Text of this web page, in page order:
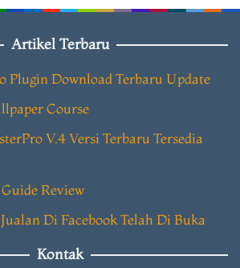
Artikel Terbaru
Plugin Download Terbaru Update
Course
V.4 Versi Terbaru Tersedia
Review
Di Facebook Telah Di Buka
Kontak